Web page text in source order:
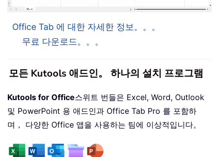
Office Tab 에 대한 자세한 정보。。。
무료 다운로드。。。
모든 Kutools 애드인。 하나의 설치 프로그램
Kutools for Office스위트 번들은 Excel, Word, Outlook
및 PowerPoint 용 애드인과 Office Tab Pro 를 포함하
며， 다양한 Office 앱을 사용하는 팀에 이상적입니다。